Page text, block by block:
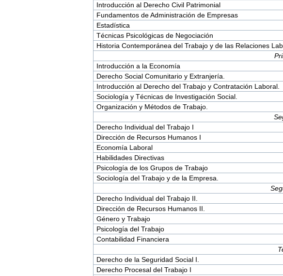
Introducción al Derecho Civil Patrimonial
Fundamentos de Administración de Empresas
Estadística
Técnicas Psicológicas de Negociación
Historia Contemporánea del Trabajo y de las Relaciones
Introducción a la Economía
Derecho Social Comunitario y Extranjería.
Introducción al Derecho del Trabajo y Contratación Laboral.
Sociología y Técnicas de Investigación Social.
Organización y Métodos de Trabajo.
Derecho Individual del Trabajo I
Dirección de Recursos Humanos I
Economía Laboral
Habilidades Directivas
Psicología de los Grupos de Trabajo
Sociología del Trabajo y de la Empresa.
Derecho Individual del Trabajo II.
Dirección de Recursos Humanos II.
Género y Trabajo
Psicología del Trabajo
Contabilidad Financiera
Derecho de la Seguridad Social I.
Derecho Procesal del Trabajo I